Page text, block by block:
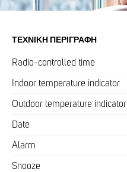
ΤΕΧΝΙΚΉ ΠΕΡΙΓΡΑΦΉ
Radio-controlled time
Indoor temperature indicator
Outdoor temperature indicator
Date
Alarm
Snooze